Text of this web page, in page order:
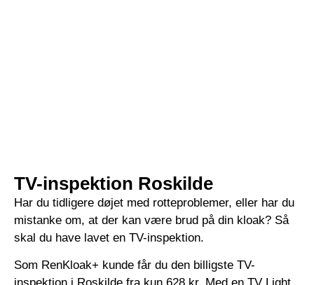
TV-inspektion Roskilde
Har du tidligere døjet med rotteproblemer, eller har du
mistanke om, at der kan være brud på din kloak? Så
skal du have lavet en TV-inspektion.
Som RenKloak+ kunde får du den billigste TV-